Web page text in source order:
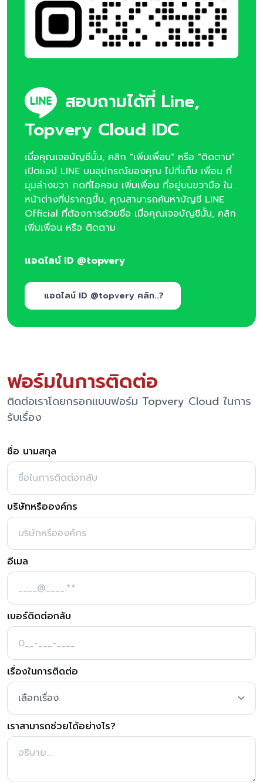
สอบถามได้ที่ Line,
Topvery Cloud IDC
เมื่อคุณเจอบัญชีนั้น, คลิก "เพิ่มเพื่อน" หรือ "ติดตาม"
เปิดแอป LINE บนอุปกรณ์ของคุณ ไปที่แท็บ เพื่อน ที่
มุมล่างขวา กดที่ไอคอน เพิ่มเพื่อน ที่อยู่บนขวามือ ใน
หน้าต่างที่ปรากฏขึ้น, คุณสามารถค้นหาบัญชี LINE
Official ที่ต้องการด้วยชื่อ เมื่อคุณเจอบัญชีนั้น, คลิก
เพิ่มเพื่อน หรือ ติดตาม
แอดไลน์ ID @topvery
แอดไลน์ ID @topvery คลิก..?
ฟอร์มในการติดต่อ
ติดต่อเราโดยกรอกแบบฟอร์ม Topvery Cloud ในการ
รับเรื่อง
ชื่อ นามสกุล
บริษัทหรือองค์กร
อีเมล
เบอร์ติดต่อกลับ
เรื่องในการติดต่อ
เราสามารถช่วยได้อย่างไร?